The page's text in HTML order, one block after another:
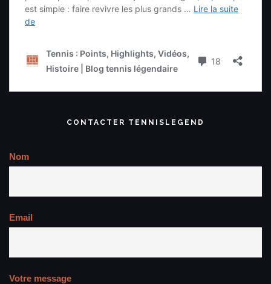
CONTACTER TENNISLEGEND
Nom
Email
Votre message